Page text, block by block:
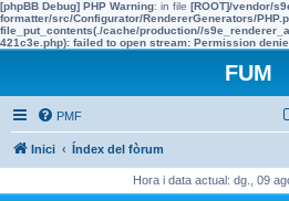
[phpBB Debug] PHP Warning: in file [ROOT]/vendor/
formatter/src/Configurator/RendererGenerators/
file_put_contents(./cache/production//
421c3e.php): failed to open stream: Permission
FUM
PMF
Inici Índex del fòrum
Hora i data actual: dg., 09